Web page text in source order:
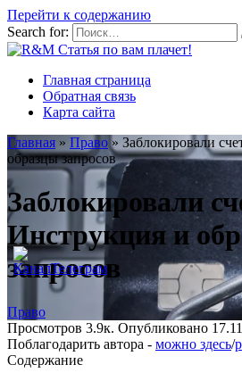
Перейти к содержанию
Search for:
Главная страница
Обратная связь
Карта сайта
Главная » Право » Заблокировали
образцы запросов
Заблокировали
Инструкция и
запросов
Право
Просмотров 3.9к. Опубликовано
Поблагодарить автора - можно здесь/
Содержание